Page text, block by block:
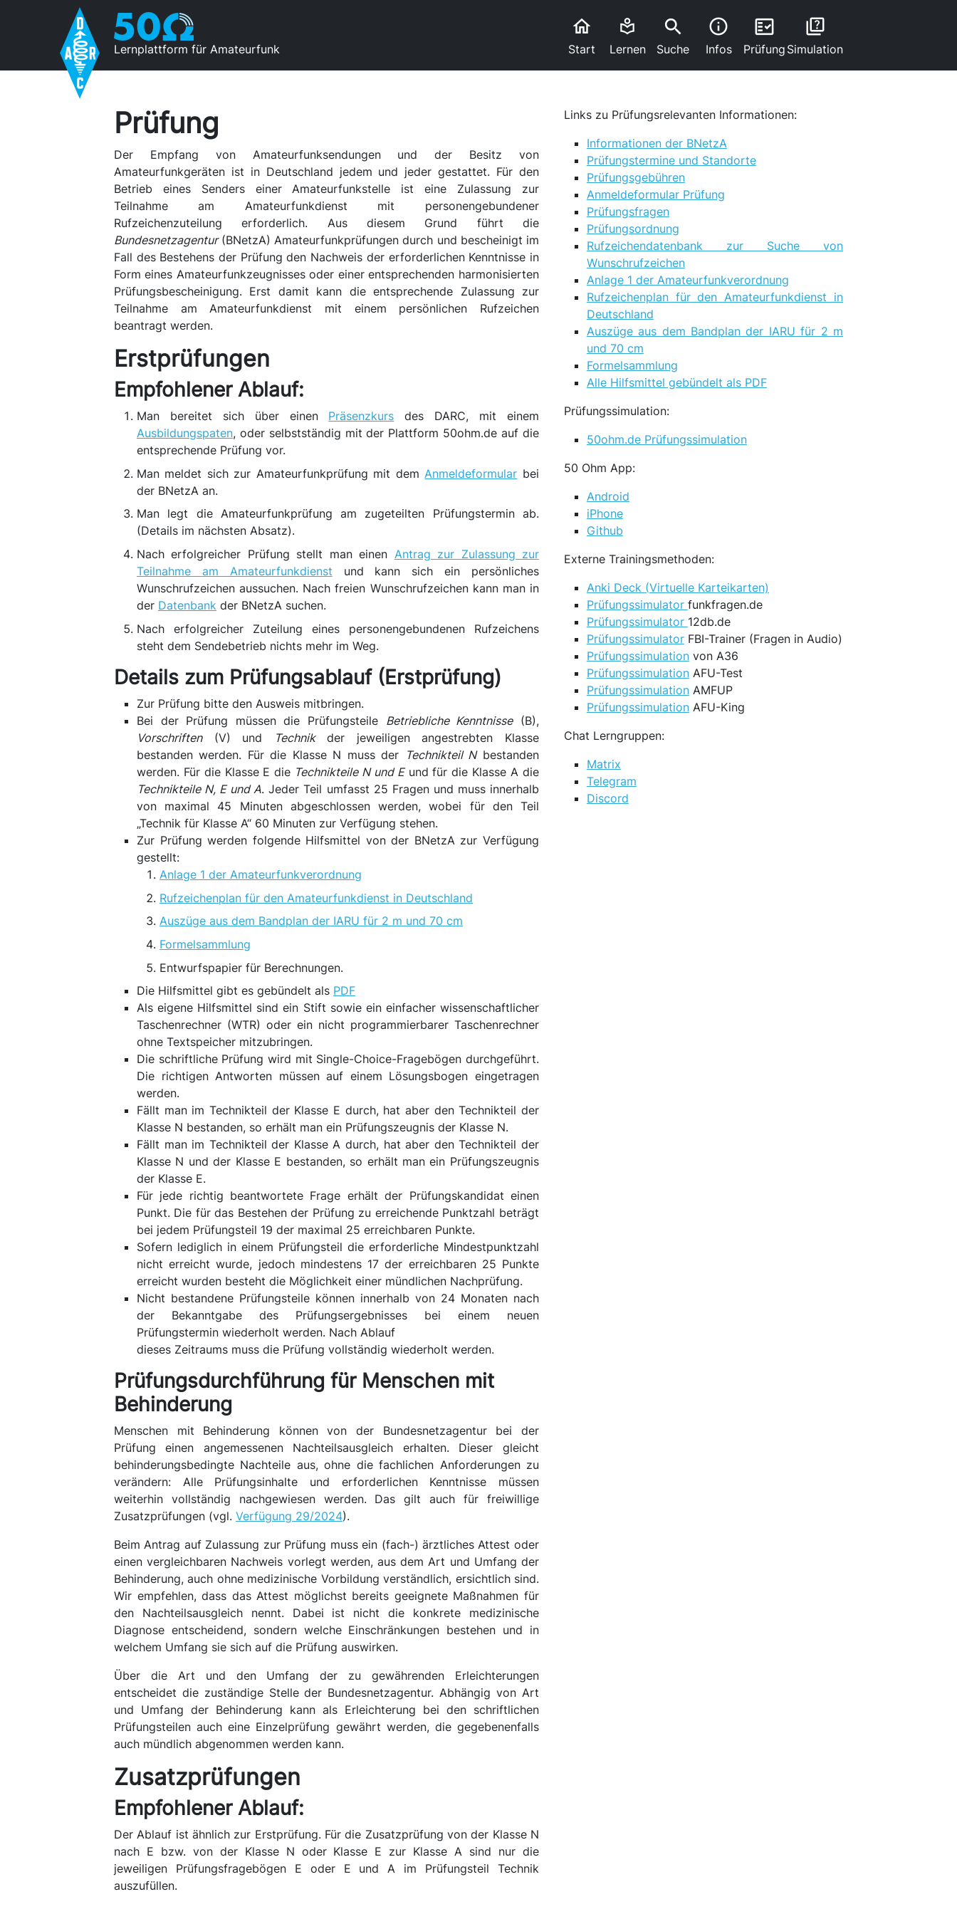
Lernplattform für Amateurfunk
home
Start
local_library
Lernen
search
Suche
info
Infos
fact_check
Prüfung
quiz
Simulation
Prüfung
Der Empfang von Amateurfunksendungen und der Besitz von
Amateurfunkgeräten ist in Deutschland jedem und jeder gestattet. Für den
Betrieb eines Senders einer Amateurfunkstelle ist eine Zulassung zur
Teilnahme am Amateurfunkdienst mit personengebundener
Rufzeichenzuteilung erforderlich. Aus diesem Grund führt die
Bundesnetzagentur(BNetzA) Amateurfunkprüfungen durch und bescheinigt im
Fall des Bestehens der Prüfung den Nachweis der erforderlichen Kenntnisse in
Form eines Amateurfunkzeugnisses oder einer entsprechenden harmonisierten
Prüfungsbescheinigung. Erst damit kann die entsprechende Zulassung zur
Teilnahme am Amateurfunkdienst mit einem persönlichen Rufzeichen
beantragt werden.
Erstprüfungen
Empfohlener Ablauf:
Man bereitet sich über einen Präsenzkurs des DARC, mit einem
Ausbildungspaten, oder selbstständig mit der Plattform 50ohm.de auf die
entsprechende Prüfung vor.
Man meldet sich zur Amateurfunkprüfung mit dem Anmeldeformular bei
der BNetzA an.
Man legt die Amateurfunkprüfung am zugeteilten Prüfungstermin ab.
(Details im nächsten Absatz).
Nach erfolgreicher Prüfung stellt man einen Antrag zur Zulassung zur
Teilnahme am Amateurfunkdienst und kann sich ein persönliches
Wunschrufzeichen aussuchen. Nach freien Wunschrufzeichen kann man in
der Datenbank der BNetzA suchen.
Nach erfolgreicher Zuteilung eines personengebundenen Rufzeichens
steht dem Sendebetrieb nichts mehr im Weg.
Details zum Prüfungsablauf (Erstprüfung)
Zur Prüfung bitte den Ausweis mitbringen.
Bei der Prüfung müssen die Prüfungsteile Betriebliche Kenntnisse(B),
Vorschriften(V) und Technikder jeweiligen angestrebten Klasse
bestanden werden. Für die Klasse N muss der Technikteil Nbestanden
werden. Für die Klasse E die Technikteile N und Eund für die Klasse A die
Technikteile N, E und A. Jeder Teil umfasst 25 Fragen und muss innerhalb
von maximal 45 Minuten abgeschlossen werden, wobei für den Teil
„Technik für Klasse A“ 60 Minuten zur Verfügung stehen.
Zur Prüfung werden folgende Hilfsmittel von der BNetzA zur Verfügung
gestellt:
Anlage 1 der Amateurfunkverordnung
Rufzeichenplan für den Amateurfunkdienst in Deutschland
Auszüge aus dem Bandplan der IARU für 2 m und 70 cm
Formelsammlung
Entwurfspapier für Berechnungen.
Die Hilfsmittel gibt es gebündelt als PDF
Als eigene Hilfsmittel sind ein Stift sowie ein einfacher wissenschaftlicher
Taschenrechner (WTR) oder ein nicht programmierbarer Taschenrechner
ohne Textspeicher mitzubringen.
Die schriftliche Prüfung wird mit Single-Choice-Fragebögen durchgeführt.
Die richtigen Antworten müssen auf einem Lösungsbogen eingetragen
werden.
Fällt man im Technikteil der Klasse E durch, hat aber den Technikteil der
Klasse N bestanden, so erhält man ein Prüfungszeugnis der Klasse N.
Fällt man im Technikteil der Klasse A durch, hat aber den Technikteil der
Klasse N und der Klasse E bestanden, so erhält man ein Prüfungszeugnis
der Klasse E.
Für jede richtig beantwortete Frage erhält der Prüfungskandidat einen
Punkt. Die für das Bestehen der Prüfung zu erreichende Punktzahl beträgt
bei jedem Prüfungsteil 19 der maximal 25 erreichbaren Punkte.
Sofern lediglich in einem Prüfungsteil die erforderliche Mindestpunktzahl
nicht erreicht wurde, jedoch mindestens 17 der erreichbaren 25 Punkte
erreicht wurden besteht die Möglichkeit einer mündlichen Nachprüfung.
Nicht bestandene Prüfungsteile können innerhalb von 24 Monaten nach
der Bekanntgabe des Prüfungsergebnisses bei einem neuen
Prüfungstermin wiederholt werden. Nach Ablauf
dieses Zeitraums muss die Prüfung vollständig wiederholt werden.
Prüfungsdurchführung für Menschen mit
Behinderung
Menschen mit Behinderung können von der Bundesnetzagentur bei der
Prüfung einen angemessenen Nachteilsausgleich erhalten. Dieser gleicht
behinderungsbedingte Nachteile aus, ohne die fachlichen Anforderungen zu
verändern: Alle Prüfungsinhalte und erforderlichen Kenntnisse müssen
weiterhin vollständig nachgewiesen werden. Das gilt auch für freiwillige
Zusatzprüfungen (vgl. Verfügung 29/2024).
Beim Antrag auf Zulassung zur Prüfung muss ein (fach-) ärztliches Attest oder
einen vergleichbaren Nachweis vorlegt werden, aus dem Art und Umfang der
Behinderung, auch ohne medizinische Vorbildung verständlich, ersichtlich sind.
Wir empfehlen, dass das Attest möglichst bereits geeignete Maßnahmen für
den Nachteilsausgleich nennt. Dabei ist nicht die konkrete medizinische
Diagnose entscheidend, sondern welche Einschränkungen bestehen und in
welchem Umfang sie sich auf die Prüfung auswirken.
Über die Art und den Umfang der zu gewährenden Erleichterungen
entscheidet die zuständige Stelle der Bundesnetzagentur. Abhängig von Art
und Umfang der Behinderung kann als Erleichterung bei den schriftlichen
Prüfungsteilen auch eine Einzelprüfung gewährt werden, die gegebenenfalls
auch mündlich abgenommen werden kann.
Zusatzprüfungen
Empfohlener Ablauf:
Der Ablauf ist ähnlich zur Erstprüfung. Für die Zusatzprüfung von der Klasse N
nach E bzw. von der Klasse N oder Klasse E zur Klasse A sind nur die
jeweiligen Prüfungsfragebögen E oder E und A im Prüfungsteil Technik
auszufüllen.
Links zu Prüfungsrelevanten Informationen:
Informationen der BNetzA
Prüfungstermine und Standorte
Prüfungsgebühren
Anmeldeformular Prüfung
Prüfungsfragen
Prüfungsordnung
Rufzeichendatenbank zur Suche von
Wunschrufzeichen
Anlage 1 der Amateurfunkverordnung
Rufzeichenplan für den Amateurfunkdienst in
Deutschland
Auszüge aus dem Bandplan der IARU für 2 m
und 70 cm
Formelsammlung
Alle Hilfsmittel gebündelt als PDF
Prüfungssimulation:
50ohm.de Prüfungssimulation
50 Ohm App:
Android
iPhone
Github
Externe Trainingsmethoden:
Anki Deck (Virtuelle Karteikarten)
Prüfungssimulator funkfragen.de
Prüfungssimulator 12db.de
PrüfungssimulatorFBI-Trainer (Fragen in Audio)
Prüfungssimulationvon A36
PrüfungssimulationAFU-Test
PrüfungssimulationAMFUP
PrüfungssimulationAFU-King
Chat Lerngruppen:
Matrix
Telegram
Discord